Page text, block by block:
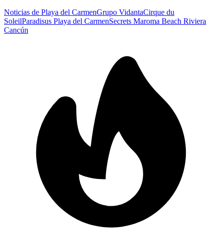
Noticias de Playa del CarmenGrupo VidantaCirque du
SoleilParadisus Playa del CarmenSecrets Maroma Beach Riviera
Cancún